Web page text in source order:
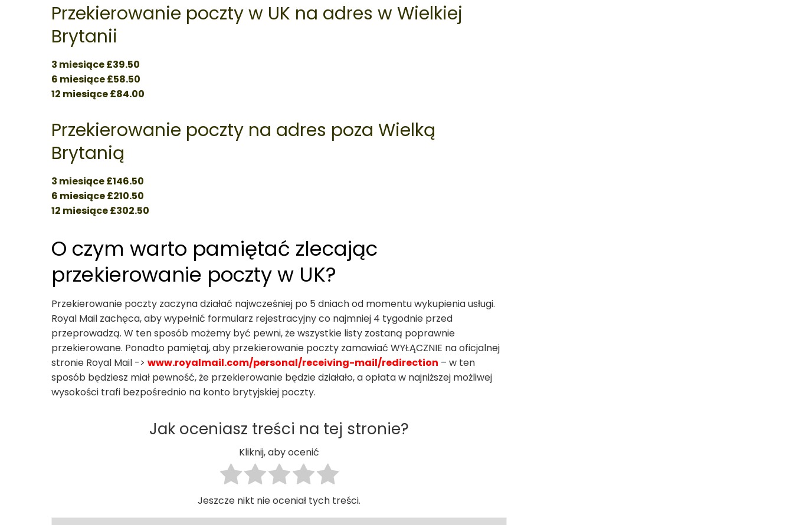
Przekierowanie poczty w UK na adres w Wielkiej
Brytanii
3 miesiące £39.50
6 miesiące £58.50
12 miesiące £84.00
Przekierowanie poczty na adres poza Wielką
Brytanią
3 miesiące £146.50
6 miesiące £210.50
12 miesiące £302.50
O czym warto pamiętać zlecając
przekierowanie poczty w UK?
Przekierowanie poczty zaczyna działać najwcześniej po 5 dniach od momentu wykupienia usługi.
Royal Mail zachęca, aby wypełnić formularz rejestracyjny co najmniej 4 tygodnie przed
przeprowadzą. W ten sposób możemy być pewni, że wszystkie listy zostaną poprawnie
przekierowane. Ponadto pamiętaj, aby przekierowanie poczty zamawiać WYŁĄCZNIE na oficjalnej
stronie Royal Mail -> www.royalmail.com/personal/receiving-mail/redirection – w ten
sposób będziesz miał pewność, że przekierowanie będzie działało, a opłata w najniższej możliwej
wysokości trafi bezpośrednio na konto brytyjskiej poczty.
Jak oceniasz treści na tej stronie?
Kliknij, aby ocenić
Jeszcze nikt nie oceniał tych treści.